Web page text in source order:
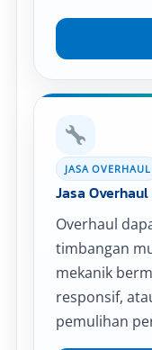
JASA OVERHAUL
Jasa
Overhaul
timbangan
mekanik
responsif,
pemulihan